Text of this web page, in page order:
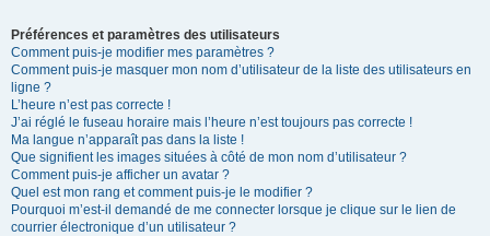
Préférences et paramètres des utilisateurs
Comment puis-je modifier mes paramètres ?
Comment puis-je masquer mon nom d’utilisateur de la liste des utilisateurs en
ligne ?
L’heure n’est pas correcte !
J’ai réglé le fuseau horaire mais l’heure n’est toujours pas correcte !
Ma langue n’apparaît pas dans la liste !
Que signifient les images situées à côté de mon nom d’utilisateur ?
Comment puis-je afficher un avatar ?
Quel est mon rang et comment puis-je le modifier ?
Pourquoi m’est-il demandé de me connecter lorsque je clique sur le lien de
courrier électronique d’un utilisateur ?